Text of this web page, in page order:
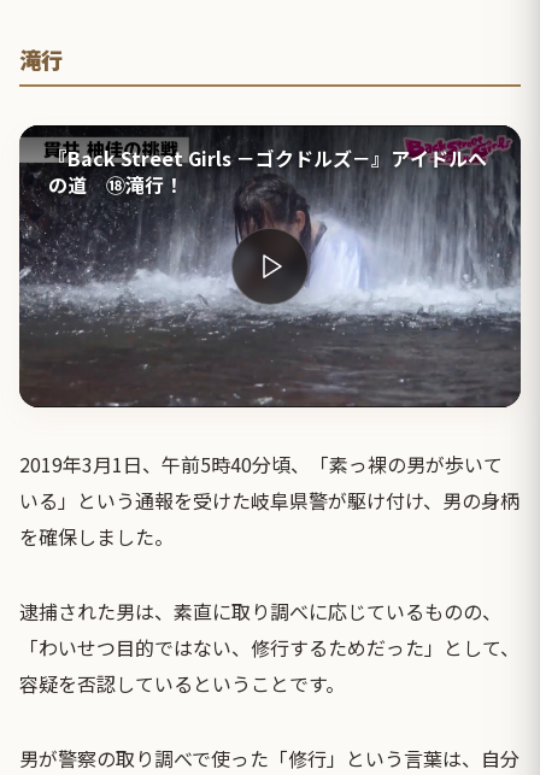
滝行
『Back Street Girls －ゴクドルズ－』アイドルへ
の道 ⑱滝行！
2019年3月1日、午前5時40分頃、「素っ裸の男が歩いて
いる」という通報を受けた岐阜県警が駆け付け、男の身柄
を確保しました。
逮捕された男は、素直に取り調べに応じているものの、
「わいせつ目的ではない、修行するためだった」として、
容疑を否認しているということです。
男が警察の取り調べで使った「修行」という言葉は、自分